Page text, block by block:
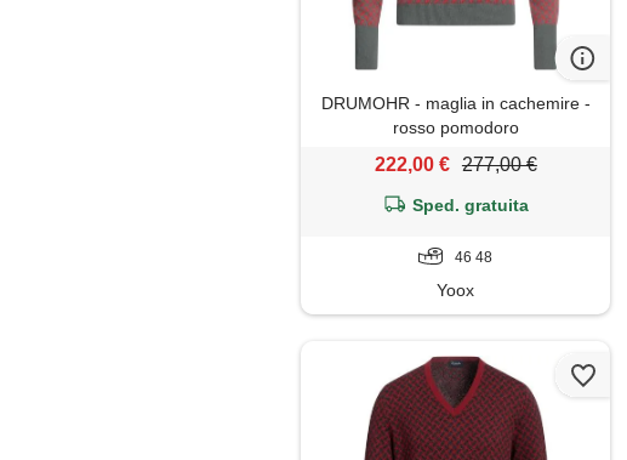
DRUMOHR - maglia in cachemire -
rosso pomodoro
222,00 € 277,00 €
Sped. gratuita
46 48
Yoox